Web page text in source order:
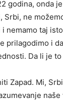
godina, onda
Srbi, ne
nemamo taj
prilagodimo i
Da li je to
Zapad. Mi,